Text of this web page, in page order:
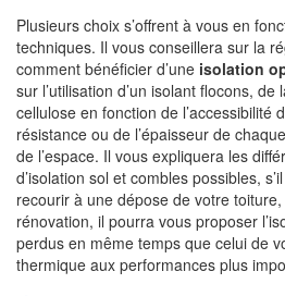
Plusieurs choix s’offrent à vous en
techniques. Il vous conseillera sur la
comment bénéficier d’une isolation
sur l’utilisation d’un isolant flocons,
cellulose en fonction de l’accessibilité
résistance ou de l’épaisseur de
de l’espace. Il vous expliquera les
d’isolation sol et combles possibles,
recourir à une dépose de votre
rénovation, il pourra vous proposer
perdus en même temps que celui de
thermique aux performances plus